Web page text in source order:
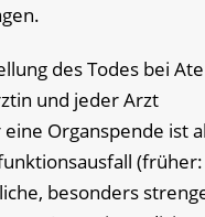
des Todes bei
und jeder Arzt
Organspende ist
(früher:
besonders